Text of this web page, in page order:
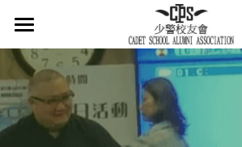
主頁
關於我們
會章
商品分類
所有商品分類